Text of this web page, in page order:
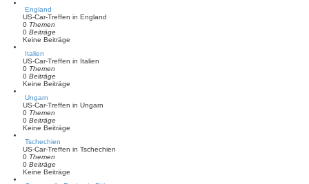
e
i
t
r
a
England
US-Car-Treffen in England
0 Themen
0 Beiträge
Keine Beiträge
Italien
US-Car-Treffen in Italien
0 Themen
0 Beiträge
Keine Beiträge
Ungarn
US-Car-Treffen in Ungarn
0 Themen
0 Beiträge
Keine Beiträge
Tschechien
US-Car-Treffen in Tschechien
0 Themen
0 Beiträge
Keine Beiträge